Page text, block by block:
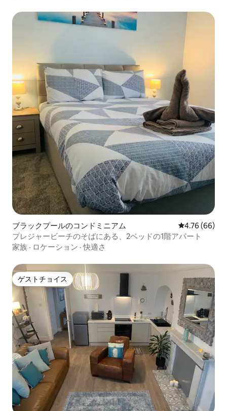
ブラックプールのコンドミニアム レビュー66
4.76 (66)
プレジャービーチのそばにある、2ベッドの1階アパート
家族 · ロケーション ·快適さ
ゲストチョイス
ゲストチョイス